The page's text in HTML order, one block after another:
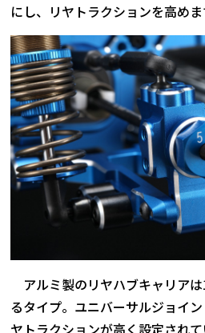
にし、リヤトラクションを高めま
アルミ製のリヤハブキャリア
るタイプ。ユニバーサルジョイ
ヤトラクションが高く設定されて